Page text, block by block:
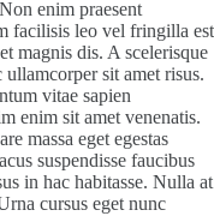
enim praesent
facilisis leo vel fringilla est
magnis dis. A scelerisque
sit amet risus.
vitae sapien
enim sit amet venenatis.
massa eget egestas
suspendisse faucibus
in hac habitasse. Nulla at
cursus eget nunc